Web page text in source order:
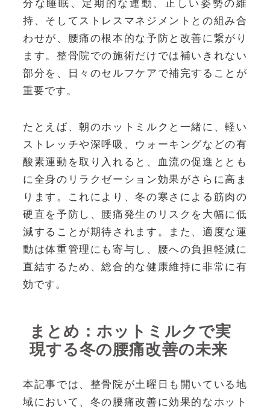
分な睡眠、定期的な運動、正しい姿勢の維
持、そしてストレスマネジメントとの組み合
わせが、腰痛の根本的な予防と改善に繋がり
ます。整骨院での施術だけでは補いきれない
部分を、日々のセルフケアで補完することが
重要です。
たとえば、朝のホットミルクと一緒に、軽い
ストレッチや深呼吸、ウォーキングなどの有
酸素運動を取り入れると、血流の促進ととも
に全身のリラクゼーション効果がさらに高ま
ります。これにより、冬の寒さによる筋肉の
硬直を予防し、腰痛発生のリスクを大幅に低
減することが期待されます。また、適度な運
動は体重管理にも寄与し、腰への負担軽減に
直結するため、総合的な健康維持に非常に有
効です。
まとめ：ホットミルクで実
現する冬の腰痛改善の未来
本記事では、整骨院が土曜日も開いている地
域において、冬の腰痛改善に効果的なホット